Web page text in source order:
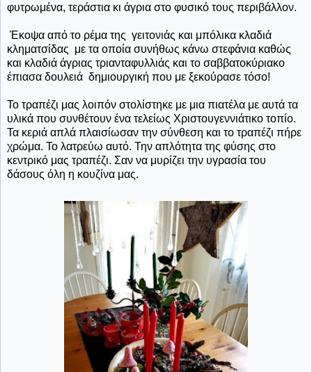
φυτρωμένα, τεράστια κι άγρια στο φυσικό τους περιβάλλον.
Έκοψα από το ρέμα της γειτονιάς και μπόλικα κλαδιά
κληματσίδας με τα οποία συνήθως κάνω στεφάνια καθώς
και κλαδιά άγριας τριανταφυλλιάς και το σαββατοκύριακο
έπιασα δουλειά δημιουργική που με ξεκούρασε τόσο!
Το τραπέζι μας λοιπόν στολίστηκε με μια πιατέλα με αυτά τα
υλικά που συνθέτουν ένα τελείως Χριστουγεννιάτικο τοπίο.
Τα κεριά απλά πλαισίωσαν την σύνθεση και το τραπέζι πήρε
χρώμα. Το λατρεύω αυτό. Την απλότητα της φύσης στο
κεντρικό μας τραπέζι. Σαν να μυρίζει την υγρασία του
δάσους όλη η κουζίνα μας.